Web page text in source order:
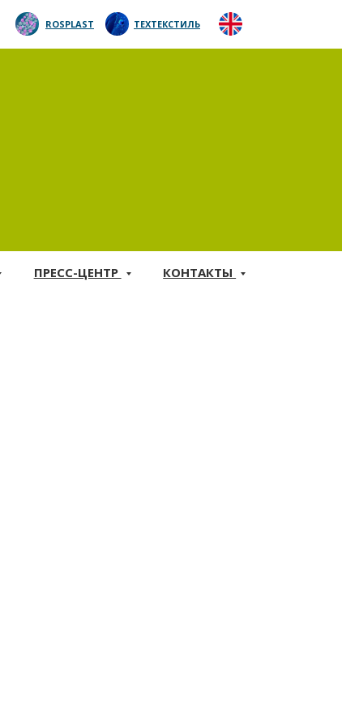
ТЕХТЕКСТИЛЬ
ROSPLAST
ПРЕСС-ЦЕНТР КОНТАКТЫ